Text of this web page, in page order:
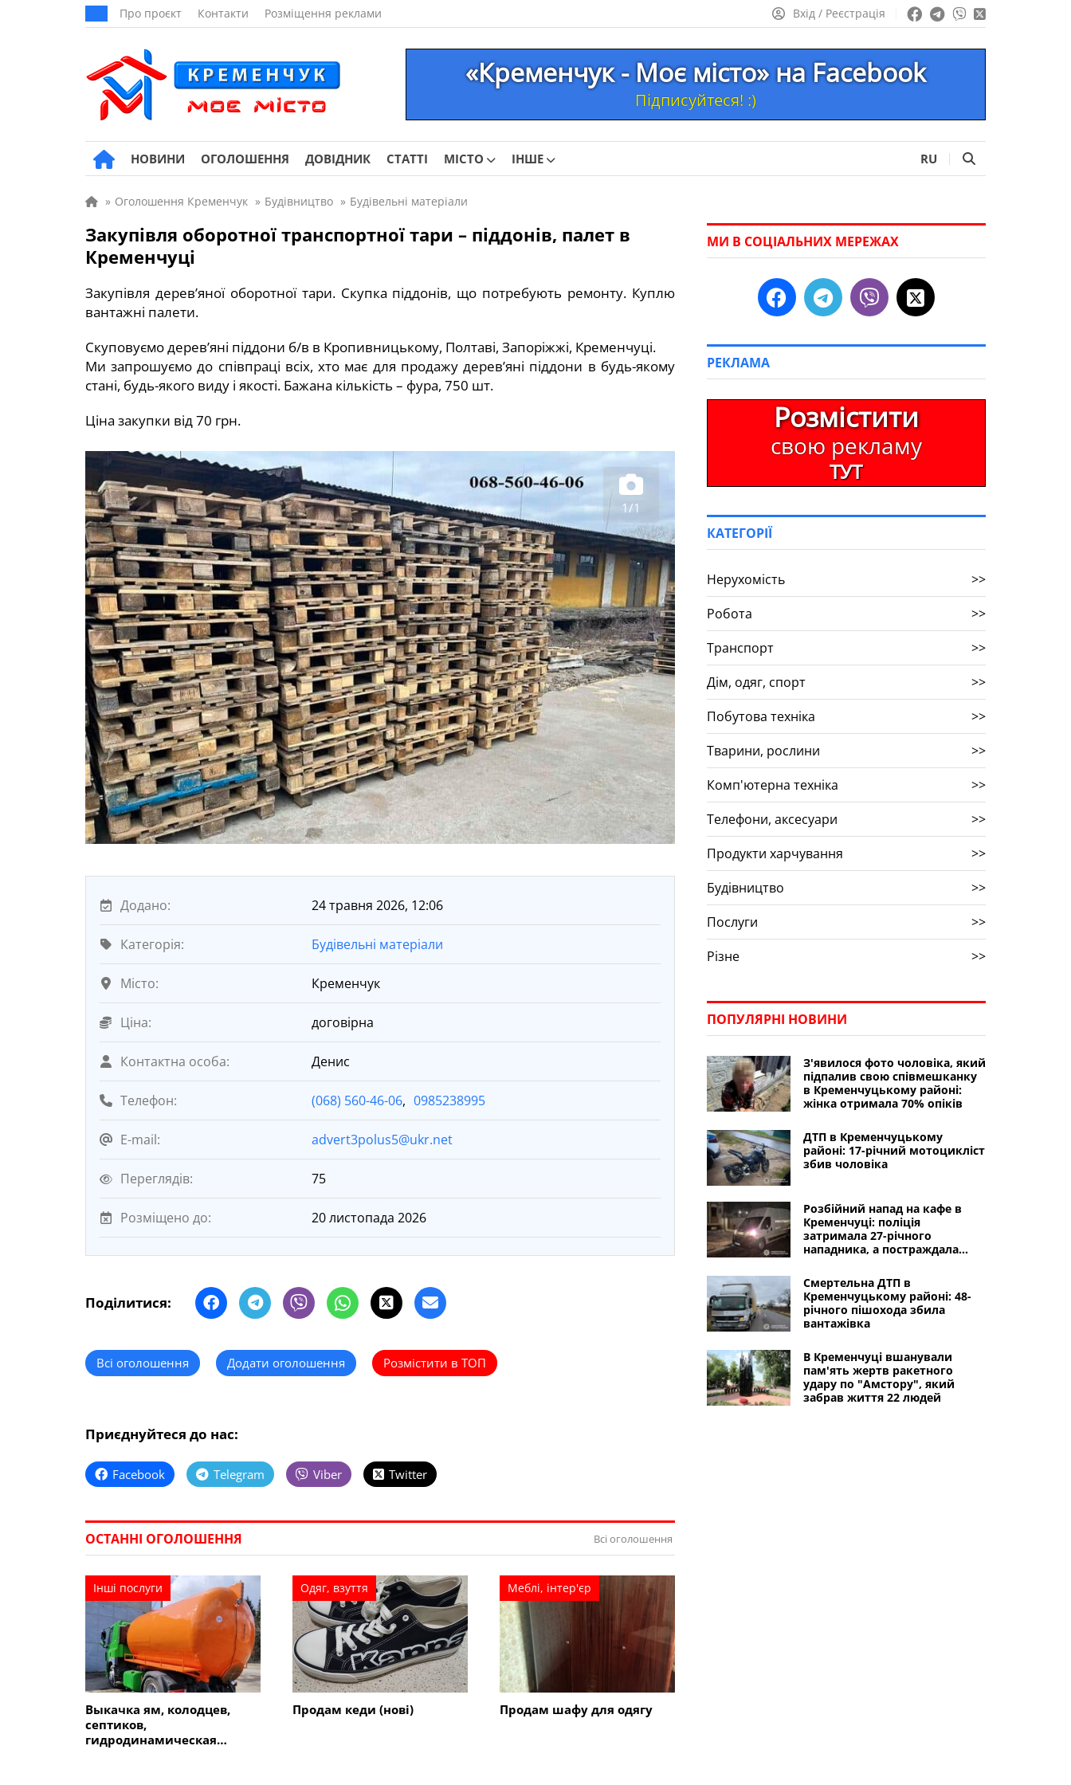
Про проєкт Контакти Розміщення реклами Вхід / Реєстрація
«Кременчук - Моє місто» на Facebook
Підписуйтеся! :)
НОВИНИ ОГОЛОШЕННЯ ДОВІДНИК СТАТТІ МІСТО ІНШЕ RU
» Оголошення Кременчук » Будівництво » Будівельні матеріали
Закупівля оборотної транспортної тари – піддонів, палет в
Кременчуці
Закупівля дерев’яної оборотної тари. Скупка піддонів, що потребують ремонту. Куплю
вантажні палети.
Скуповуємо дерев’яні піддони б/в в Кропивницькому, Полтаві, Запоріжжі, Кременчуці.
Ми запрошуємо до співпраці всіх, хто має для продажу дерев’яні піддони в будь-якому
стані, будь-якого виду і якості. Бажана кількість – фура, 750 шт.
Ціна закупки від 70 грн.
1/1
Додано: 24 травня 2026, 12:06
Категорія: Будівельні матеріали
Місто: Кременчук
Ціна: договірна
Контактна особа: Денис
Телефон: (068) 560-46-06, 0985238995
E-mail: advert3polus5@ukr.net
Переглядів: 75
Розміщено до: 20 листопада 2026
Поділитися:
Всі оголошення Додати оголошення Розмістити в ТОП
Приєднуйтеся до нас:
Facebook Telegram Viber Twitter
ОСТАННІ ОГОЛОШЕННЯ Всі оголошення
Інші послуги
Выкачка ям, колодцев,
септиков,
гидродинамическая
Одяг, взуття
Продам кеди (нові)
Меблі, інтер'єр
Продам шафу для одягу
МИ В СОЦІАЛЬНИХ МЕРЕЖАХ
РЕКЛАМА
Розмістити
свою рекламу
ТУТ
КАТЕГОРІЇ
Нерухомість
>>
Робота
>>
Транспорт
>>
Дім, одяг, спорт
>>
Побутова техніка
>>
Тварини, рослини
>>
Комп'ютерна техніка
>>
Телефони, аксесуари
>>
Продукти харчування
>>
Будівництво
>>
Послуги
>>
Різне
>>
ПОПУЛЯРНІ НОВИНИ
З'явилося фото чоловіка, який
підпалив свою співмешканку
в Кременчуцькому районі:
жінка отримала 70% опіків
ДТП в Кременчуцькому
районі: 17-річний мотоцикліст
збив чоловіка
Розбійний напад на кафе в
Кременчуці: поліція
затримала 27-річного
нападника, а постраждала
Смертельна ДТП в
Кременчуцькому районі: 48-
річного пішохода збила
вантажівка
В Кременчуці вшанували
пам'ять жертв ракетного
удару по "Амстору", який
забрав життя 22 людей